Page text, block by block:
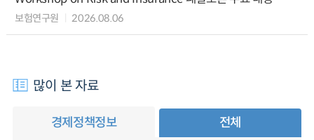
보험연구원 2026.08.06
많이 본 자료
경제정책정보 전체